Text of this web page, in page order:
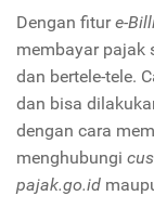
Dengan fiture-
membayar pajak
dan bertele-tele.
dan bisa
dengan cara mem
menghubungi
pajak.go.id